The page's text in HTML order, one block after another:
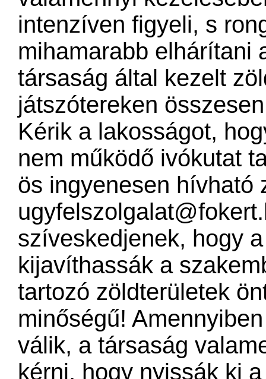
intenzíven figyeli, s
mihamarabb elhárítani
társaság által kezelt
játszótereken
Kérik a lakosságot,
nem működő ivókutat
ös ingyenesen hívható
szíveskedjenek, hogy
kijavíthassák a
tartozó zöldterületek
minőségű!
válik, a társaság
kérni, hogy nyissák ki